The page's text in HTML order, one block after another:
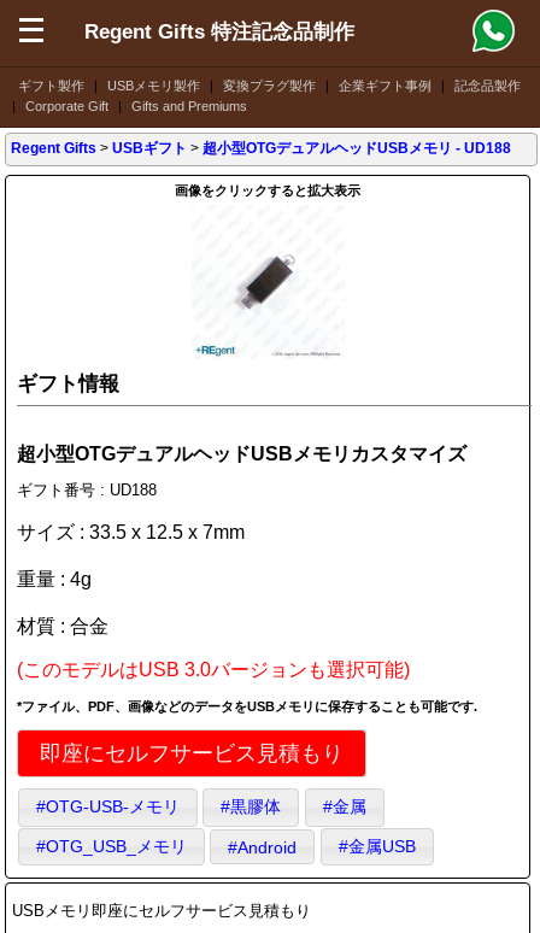
ギフト製作 | USBメモリ製作 | 変換プラグ製作 | 企業ギフト事例 |
記念品製作
|
Corporate Gift | Gifts and Premiums
Regent Gifts 特注記念品制作
Regent Gifts >USBギフト >超小型OTGデュアルヘッドUSBメモリ - UD188
画像をクリックすると拡大表示
ギフト情報
超小型OTGデュアルヘッドUSBメモリカスタマイズ
ギフト番号 : UD188
サイズ : 33.5 x 12.5 x 7mm
重量 : 4g
材質 : 合金
(このモデルはUSB 3.0バージョンも選択可能)
*ファイル、PDF、画像などのデータをUSBメモリに保存することも可能です.
即座にセルフサービス見積もり
#OTG-USB-メモリ #黒膠体 #金属
#OTG_USB_メモリ #Android #金属USB
USBメモリ即座にセルフサービス見積もり